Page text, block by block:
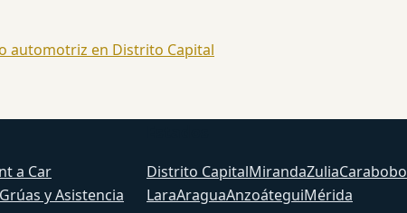
automotriz en Distrito Capital
a Car
Grúas y Asistencia
Distrito CapitalMirandaZuliaCarabobo
LaraAraguaAnzoáteguiMérida